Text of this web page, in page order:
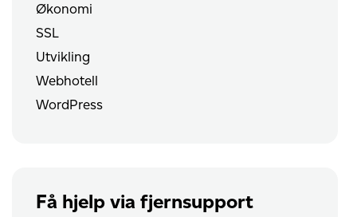
Økonomi
SSL
Utvikling
Webhotell
WordPress
Få hjelp via fjernsupport